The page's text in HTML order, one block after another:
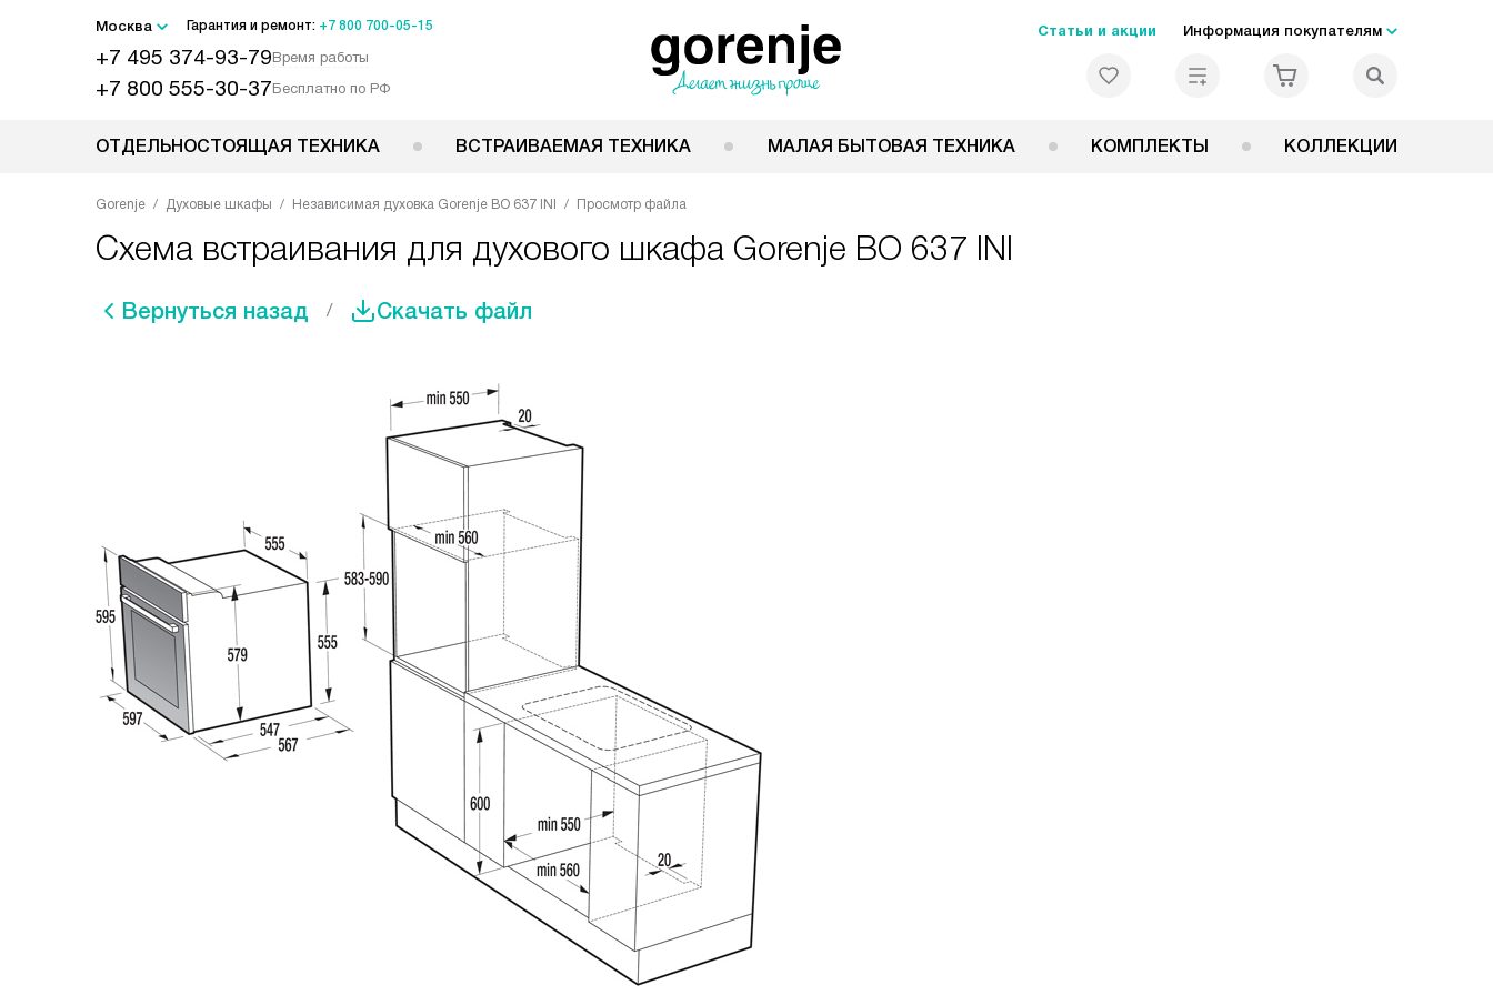
Москва Гарантия и ремонт: +7 800 700-05-15
+7 495 374-93-79Время работы
+7 800 555-30-37Бесплатно по РФ
Статьи и акции Информация покупателям
ОТДЕЛЬНОСТОЯЩАЯ ТЕХНИКА ВСТРАИВАЕМАЯ ТЕХНИКА МАЛАЯ БЫТОВАЯ ТЕХНИКА КОМПЛЕКТЫ КОЛЛЕКЦИИ
Gorenje Духовые шкафы Независимая духовка Gorenje BO 637 INI Просмотр файла
Схема встраивания для духового шкафа Gorenje BO 637 INI
Вернуться назад Скачать файл